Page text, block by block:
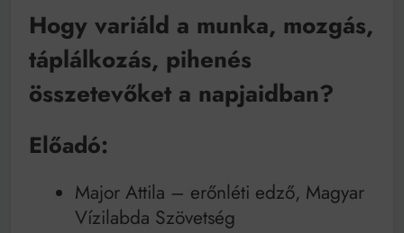
as években
Bitumenes lapostetők: a bevált technológia akkor
működik, ha jól van felújítva
Hogy variáld a munka, mozgás,
táplálkozás, pihenés
összetevőket a napjaidban?
Előadó:
Major Attila – erőnléti edző, Magyar
Vízilabda Szövetség